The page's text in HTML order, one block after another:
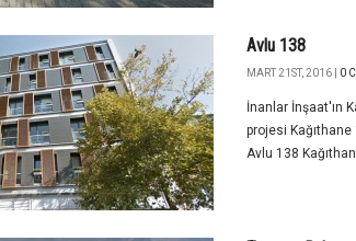
Avlu 138
MART 21ST, 2016 | 0
İnanlar İnşaat'ın
projesi
Avlu 138